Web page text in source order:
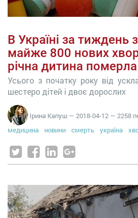
В Україні за тиждень
майже 800 нових
річна дитина померла
Усього з початку року від
шестеро дітей і двоє дорослих
Ірина Капуш — 2018-04-12 — 2258
медицина
новини смерть україна